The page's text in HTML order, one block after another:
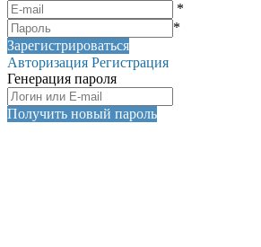
*
*
Зарегистрироваться
Авторизация Регистрация
Генерация пароля
Получить новый пароль